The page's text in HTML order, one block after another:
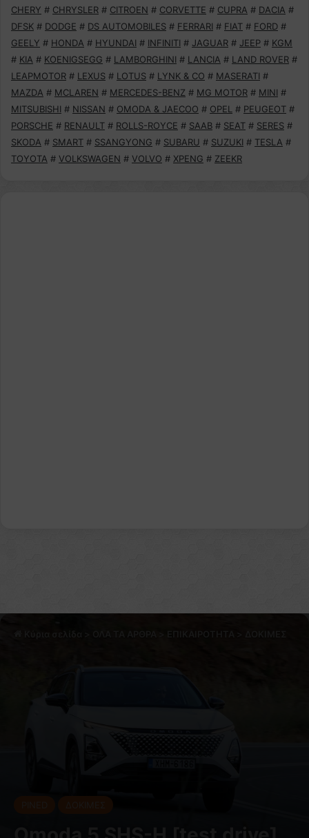
CHERY # CHRYSLER # CITROEN # CORVETTE # CUPRA # DACIA #
DFSK # DODGE # DS AUTOMOBILES # FERRARI # FIAT # FORD #
GEELY # HONDA # HYUNDAI # INFINITI # JAGUAR # JEEP # KGM
# KIA # KOENIGSEGG # LAMBORGHINI # LANCIA # LAND ROVER #
LEAPMOTOR # LEXUS # LOTUS # LYNK & CO # MASERATI #
MAZDA # MCLAREN # MERCEDES-BENZ # MG MOTOR # MINI #
MITSUBISHI # NISSAN # OMODA & JAECOO # OPEL # PEUGEOT #
PORSCHE # RENAULT # ROLLS-ROYCE # SAAB # SEAT # SERES #
SKODA # SMART # SSANGYONG # SUBARU # SUZUKI # TESLA #
TOYOTA # VOLKSWAGEN # VOLVO # XPENG # ZEEKR